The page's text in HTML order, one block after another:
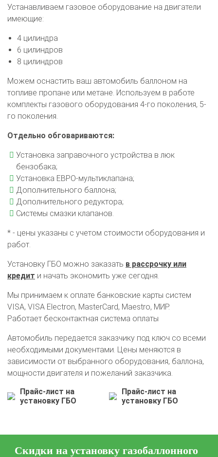
О автосервисе
Отзывы клиентов
Установка ГБО за 6 часов
2-го поколения 4-го поколения
5-го поколения
OMVL
Цена на установку ГБО
Калькулятор выгоды ГБО Калькулятор топлива
Техобслуживание ГБО
Устанавливаем газовое оборудование на двигатели
имеющие:
4 цилиндра
6 цилиндров
8 цилиндров
Можем оснастить ваш автомобиль баллоном на
топливе пропане или метане. Используем в работе
комплекты газового оборудования 4-го поколения, 5-
го поколения.
Отдельно обговариваются:
Установка заправочного устройства в люк
бензобака;
Установка ЕВРО-мультиклапана;
Дополнительного баллона;
Дополнительного редуктора;
Системы смазки клапанов.
* - цены указаны с учетом стоимости оборудования и
работ.
Установку ГБО можно заказать в рассрочку или
кредит и начать экономить уже сегодня.
Мы принимаем к оплате банковские карты систем
VISA, VISA Electron, MasterCard, Maestro, МИР.
Работает бесконтактная система оплаты
Автомобиль передается заказчику под ключ со всеми
необходимыми документами. Цены меняются в
зависимости от выбранного оборудования, баллона,
мощности двигателя и пожеланий заказчика.
Прайс-лист на
установку ГБО
Прайс-лист на
установку ГБО
Скидки на установку газобаллонного